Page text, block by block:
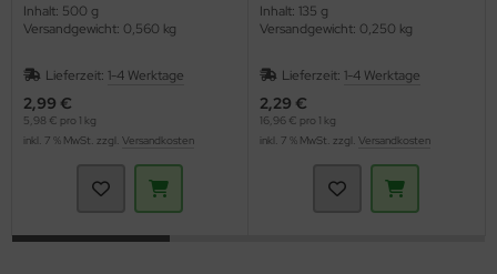
Inhalt: 500 g
Versandgewicht: 0,560 kg
Lieferzeit: 1-4 Werktage
2,99 €
5,98 € pro 1 kg
inkl. 7 % MwSt. zzgl. Versandkosten
Inhalt: 135 g
Versandgewicht: 0,250 kg
Lieferzeit: 1-4 Werktage
2,29 €
16,96 € pro 1 kg
inkl. 7 % MwSt. zzgl. Versandkosten